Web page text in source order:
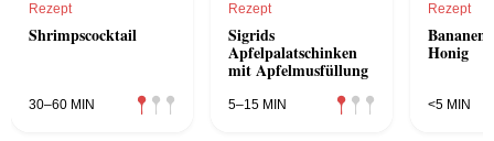
Rezept
Shrimpscocktail
30–60 MIN
Rezept
Sigrids
Apfelpalatschinken
mit Apfelmusfüllung
5–15 MIN
Rezept
Honig
<5 MIN